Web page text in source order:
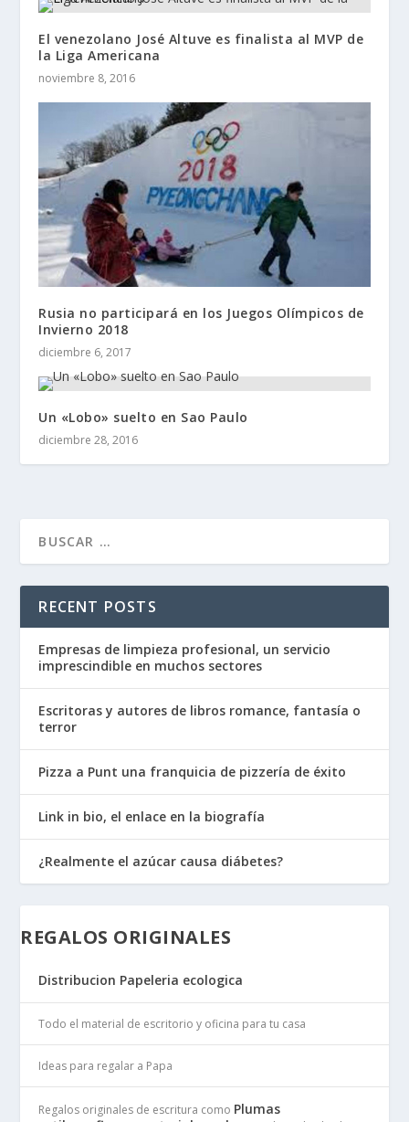
El venezolano José Altuve es finalista al MVP de
la Liga Americana
noviembre 8, 2016
Rusia no participará en los Juegos Olímpicos de
Invierno 2018
diciembre 6, 2017
Un «Lobo» suelto en Sao Paulo
diciembre 28, 2016
RECENT POSTS
Empresas de limpieza profesional, un servicio
imprescindible en muchos sectores
Escritoras y autores de libros romance, fantasía o
terror
Pizza a Punt una franquicia de pizzería de éxito
Link in bio, el enlace en la biografía
¿Realmente el azúcar causa diábetes?
REGALOS ORIGINALES
Distribucion Papeleria ecologica
Todo el material de escritorio y oficina para tu casa
Ideas para regalar a Papa
Regalos originales de escritura como Plumas